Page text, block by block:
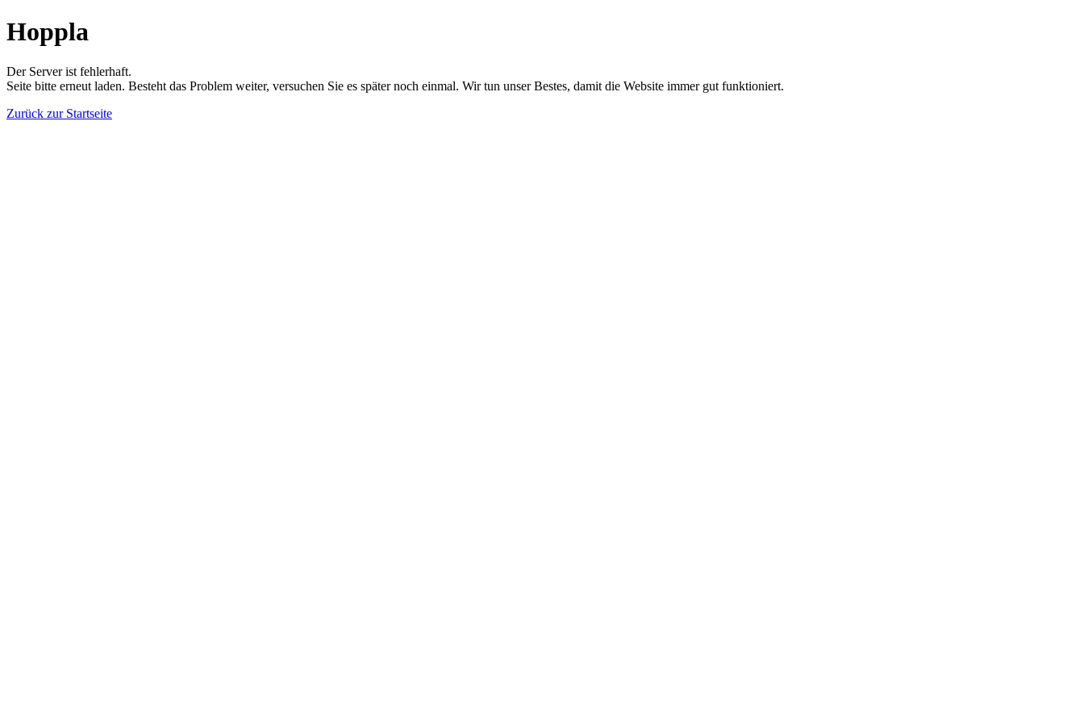
Hoppla
Der Server ist fehlerhaft.
Seite bitte erneut laden. Besteht das Problem weiter, versuchen Sie es später noch einmal. Wir tun unser Bestes, damit die Website immer gut funktioniert.
Zurück zur Startseite